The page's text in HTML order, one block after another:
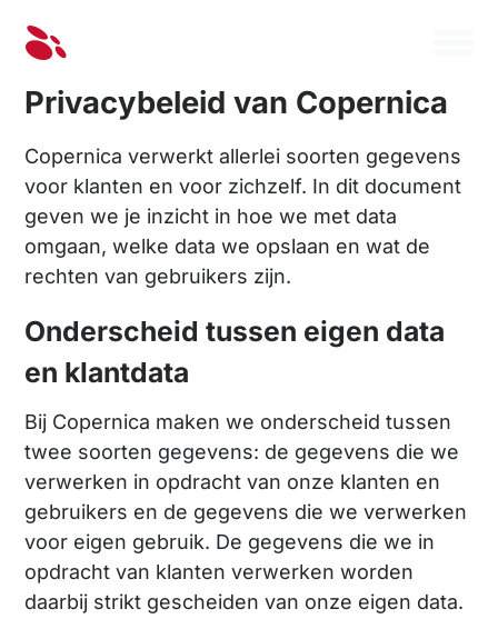
Privacybeleid van Copernica
Copernica verwerkt allerlei soorten gegevens
voor klanten en voor zichzelf. In dit document
geven we je inzicht in hoe we met data
omgaan, welke data we opslaan en wat de
rechten van gebruikers zijn.
Onderscheid tussen eigen data
en klantdata
Bij Copernica maken we onderscheid tussen
twee soorten gegevens: de gegevens die we
verwerken in opdracht van onze klanten en
gebruikers en de gegevens die we verwerken
voor eigen gebruik. De gegevens die we in
opdracht van klanten verwerken worden
daarbij strikt gescheiden van onze eigen data.